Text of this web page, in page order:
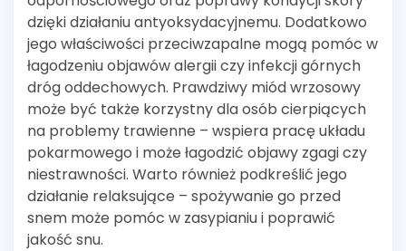
dzięki działaniu antyoksydacyjnemu. Dodatkowo
jego właściwości przeciwzapalne mogą pomóc w
łagodzeniu objawów alergii czy infekcji górnych
dróg oddechowych. Prawdziwy miód wrzosowy
może być także korzystny dla osób cierpiących
na problemy trawienne – wspiera pracę układu
pokarmowego i może łagodzić objawy zgagi czy
niestrawności. Warto również podkreślić jego
działanie relaksujące – spożywanie go przed
snem może pomóc w zasypianiu i poprawić
jakość snu.